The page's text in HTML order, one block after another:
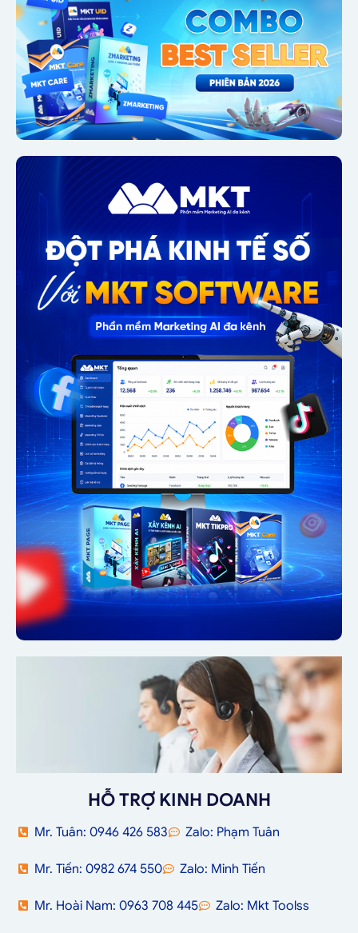
HỖ TRỢ KINH DOANH
Mr. Tuân: 0946 426 583 Zalo: Phạm Tuân
Mr. Tiến: 0982 674 550 Zalo: Minh Tiến
Mr. Hoài Nam: 0963 708 445 Zalo: Mkt Toolss